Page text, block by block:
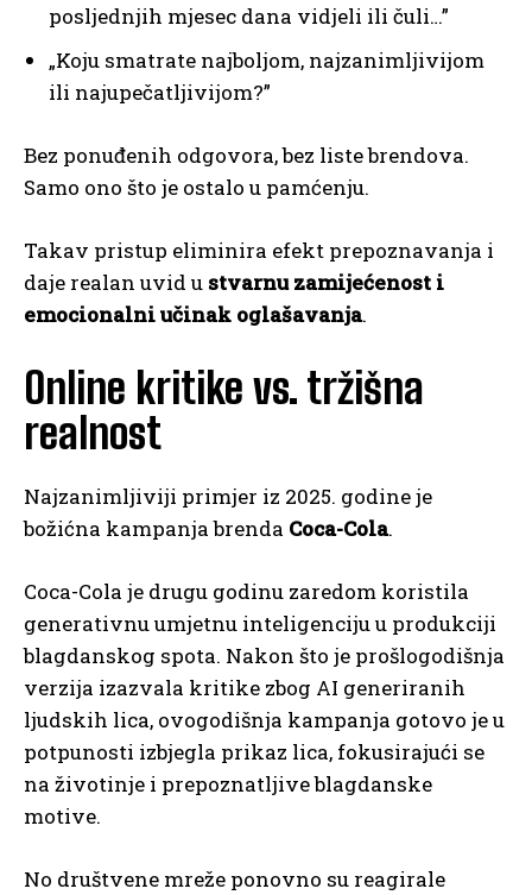
posljednjih mjesec dana vidjeli ili čuli…”
„Koju smatrate najboljom, najzanimljivijom
ili najupečatljivijom?”
Bez ponuđenih odgovora, bez liste brendova.
Samo ono što je ostalo u pamćenju.
Takav pristup eliminira efekt prepoznavanja i
daje realan uvid u stvarnu zamijećenost i
emocionalni učinak oglašavanja.
Online kritike vs. tržišna
realnost
Najzanimljiviji primjer iz 2025. godine je
božićna kampanja brenda Coca-Cola.
Coca-Cola je drugu godinu zaredom koristila
generativnu umjetnu inteligenciju u produkciji
blagdanskog spota. Nakon što je prošlogodišnja
verzija izazvala kritike zbog AI generiranih
ljudskih lica, ovogodišnja kampanja gotovo je u
potpunosti izbjegla prikaz lica, fokusirajući se
na životinje i prepoznatljive blagdanske
motive.
No društvene mreže ponovno su reagirale